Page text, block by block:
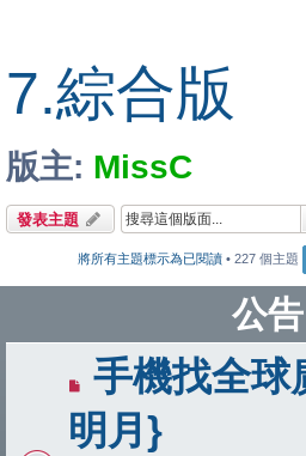
7.綜合版
版主: MissC
發表主題
將所有主題標示為已閱讀 • 227 個主題
公告
手機找全球
明月}